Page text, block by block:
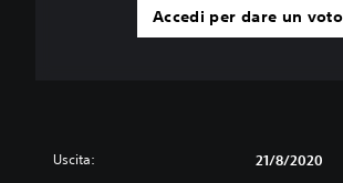
Accedi per dare un voto
Uscita: 21/8/2020